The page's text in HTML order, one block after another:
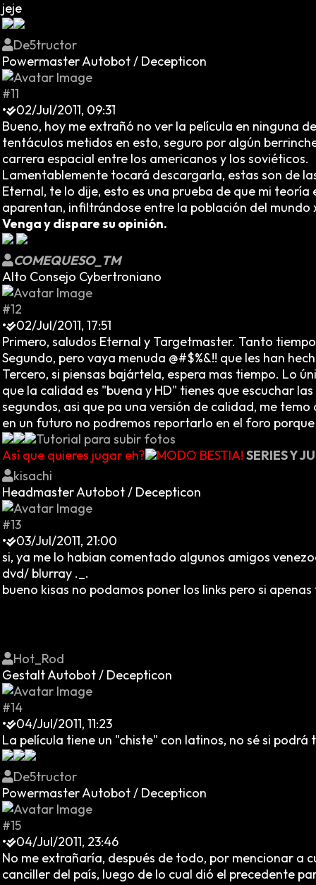
jeje
De5tructor
Powermaster Autobot / Decepticon
#11
•
02/Jul/2011, 09:31
Bueno, hoy me extrañó no ver la película en ninguna
tentáculos metidos en esto, seguro por algún
carrera espacial entre los americanos y los soviéticos.
Lamentablemente tocará descargarla, estas son de
Eternal, te lo dije, esto es una prueba de que mi
aparentan, infiltrándose entre la población del mundo
Venga y dispare su opinión.
COMEQUESO_TM
Alto Consejo Cybertroniano
#12
•
02/Jul/2011, 17:51
Primero, saludos Eternal y Targetmaster. Tanto tiempo
Segundo, pero vaya menuda @#$%&!! que les han
Tercero, si piensas bajártela, espera mas tiempo. Lo
que la calidad es "buena y HD" tienes que escuchar
segundos, asi que pa una versión de calidad, me
en un futuro no podremos reportarlo en el foro
Tutorial para subir fotos
Así que quieres jugar eh?
MODO BESTIA! SERIES Y
kisachi
Headmaster Autobot / Decepticon
#13
•
03/Jul/2011, 21:00
si, ya me lo habian comentado algunos amigos
dvd/ blurray ._.
bueno kisas no podamos poner los links pero si
Hot_Rod
Gestalt Autobot / Decepticon
#14
•
04/Jul/2011, 11:23
La película tiene un "chiste" con latinos, no sé si podrá
De5tructor
Powermaster Autobot / Decepticon
#15
•
04/Jul/2011, 23:46
No me extrañaría, después de todo, por mencionar a
canciller del país, luego de lo cual dió el precedente